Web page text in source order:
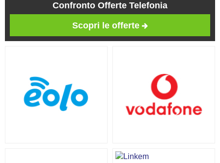
Confronto Offerte Telefonia
Scopri le offerte